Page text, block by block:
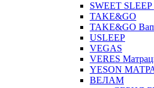
SWEET
TAKE&GO
TAKE&GO
USLEEP
VEGAS
VERES
YESON
ВЕЛАМ